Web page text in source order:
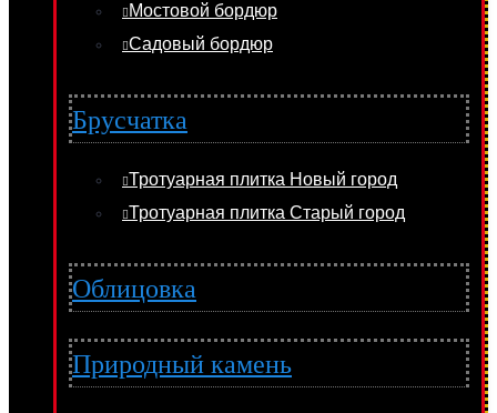
Мостовой бордюр
Садовый бордюр
Брусчатка
Тротуарная плитка Новый город
Тротуарная плитка Старый город
Облицовка
Природный камень